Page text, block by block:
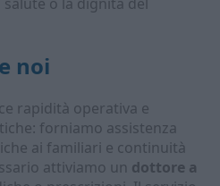
noi
rapidità operativa e
forniamo assistenza
ai familiari e continuità
attiviamo un dottore a